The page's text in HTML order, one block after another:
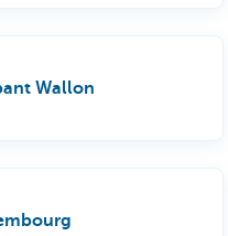
Wallon